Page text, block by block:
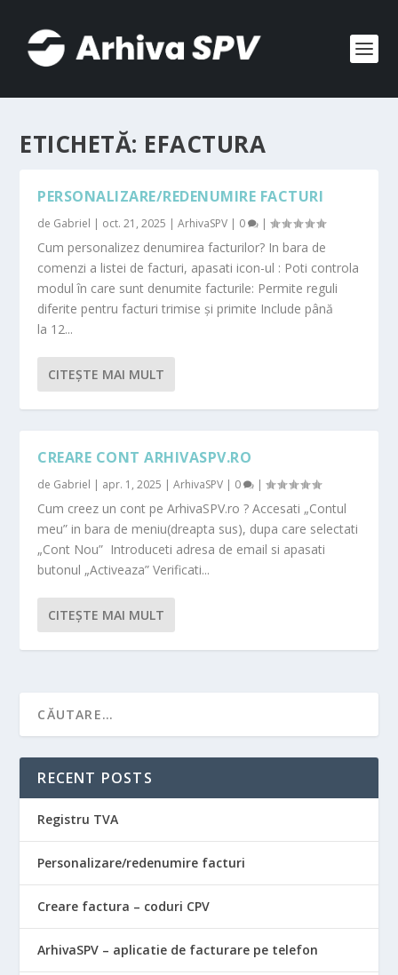
ETICHETĂ: EFACTURA
PERSONALIZARE/REDENUMIRE FACTURI
de Gabriel | oct. 21, 2025 |ArhivaSPV | 0 |
Cum personalizez denumirea facturilor? In bara de
comenzi a listei de facturi, apasati icon-ul : Poti controla
modul în care sunt denumite facturile: Permite reguli
diferite pentru facturi trimise și primite Include până
la 12...
CITEŞTE MAI MULT
CREARE CONT ARHIVASPV.RO
de Gabriel | apr. 1, 2025 |ArhivaSPV | 0 |
Cum creez un cont pe ArhivaSPV.ro ? Accesati „Contul
meu” in bara de meniu(dreapta sus), dupa care selectati
„Cont Nou” Introduceti adresa de email si apasati
butonul „Activeaza” Verificati...
CITEŞTE MAI MULT
RECENT POSTS
Registru TVA
Personalizare/redenumire facturi
Creare factura – coduri CPV
ArhivaSPV – aplicatie de facturare pe telefon